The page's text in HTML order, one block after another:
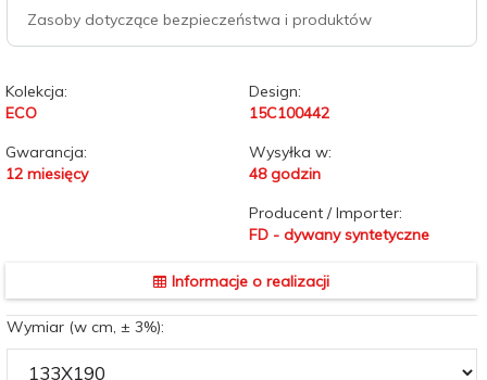
Zasoby dotyczące bezpieczeństwa i produktów
Kolekcja:
ECO
Design:
15C100442
Gwarancja:
12 miesięcy
Wysyłka w:
48 godzin
Producent / Importer:
FD - dywany syntetyczne
Informacje o realizacji
Wymiar (w cm, ± 3%):